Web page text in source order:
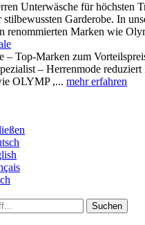
Unterwäsche für höchsten
stilbewussten Garderobe. In
renommierten Marken wie
– Top-Marken zum
– Herrenmode
OLYMP ,... mehr erfahren
Suchen